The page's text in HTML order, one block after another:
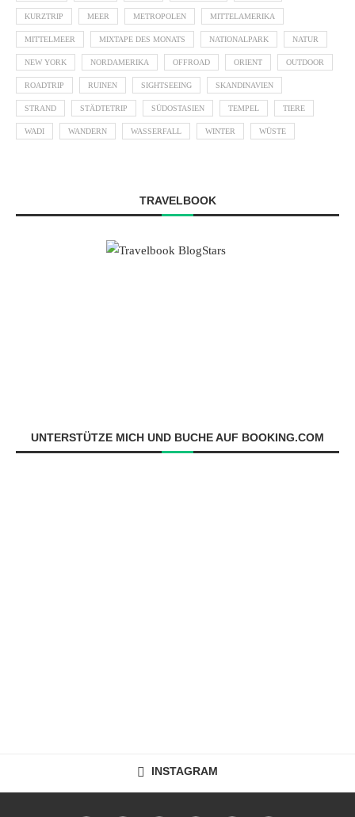
KURZTRIP MEER METROPOLEN MITTELAMERIKA
MITTELMEER MIXTAPE DES MONATS NATIONALPARK NATUR
NEW YORK NORDAMERIKA OFFROAD ORIENT OUTDOOR
ROADTRIP RUINEN SIGHTSEEING SKANDINAVIEN
STRAND STÄDTETRIP SÜDOSTASIEN TEMPEL TIERE
WADI WANDERN WASSERFALL WINTER WÜSTE
TRAVELBOOK
UNTERSTÜTZE MICH UND BUCHE AUF BOOKING.COM
INSTAGRAM